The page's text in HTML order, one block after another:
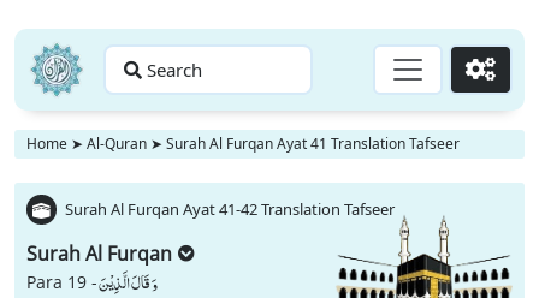
Search Go
Home ➤ Al-Quran ➤ Surah Al Furqan Ayat 41 Translation Tafseer
Surah Al Furqan Ayat 41-42 Translation Tafseer
Surah Al Furqan
Para 19 -وَ قَالَ الَّذِیْنَ